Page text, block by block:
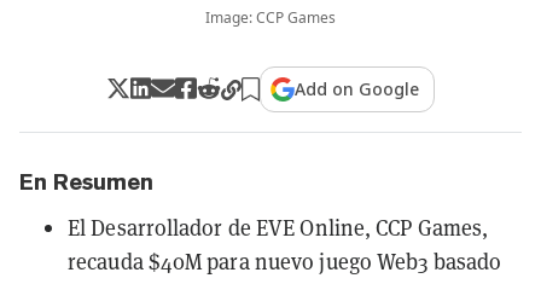
Image: CCP Games
Add on Google
En Resumen
El Desarrollador de EVE Online, CCP Games,
recauda $40M para nuevo juego Web3 basado